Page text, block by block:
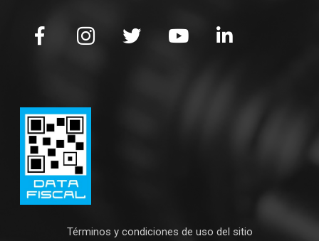
Términos y condiciones de uso del sitio